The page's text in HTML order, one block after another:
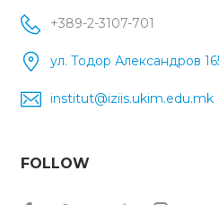
+389-2-3107-701
ул. Тодор Александров
institut@iziis.ukim.edu.mk
FOLLOW